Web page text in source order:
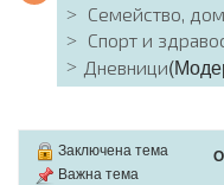
Семейство,
Спорт и
Дневници
Заключена тема
Важна тема